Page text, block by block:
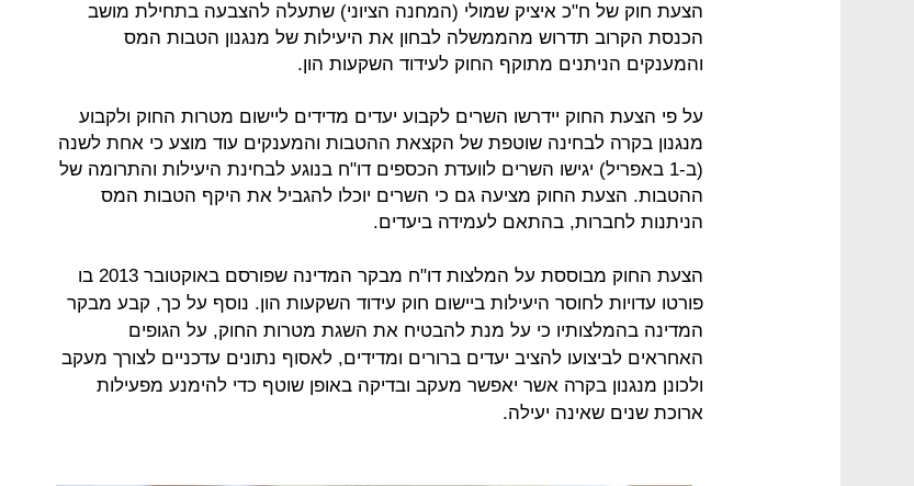
הצעת חוק של ח"כ איציק שמולי (המחנה הציוני) שתעלה להצבעה בתחילת מושב
הכנסת הקרוב תדרוש מהממשלה לבחון את היעילות של מנגנון הטבות המס
והמענקים הניתנים מתוקף החוק לעידוד השקעות הון.
על פי הצעת החוק יידרשו השרים לקבוע יעדים מדידים ליישום מטרות החוק ולקבוע
מנגנון בקרה לבחינה שוטפת של הקצאת ההטבות והמענקים עוד מוצע כי אחת לשנה
(ב-1 באפריל) יגישו השרים לוועדת הכספים דו"ח בנוגע לבחינת היעילות והתרומה של
ההטבות. הצעת החוק מציעה גם כי השרים יוכלו להגביל את היקף הטבות המס
הניתנות לחברות, בהתאם לעמידה ביעדים.
הצעת החוק מבוססת על המלצות דו"ח מבקר המדינה שפורסם באוקטובר 2013 בו
פורטו עדויות לחוסר היעילות ביישום חוק עידוד השקעות הון. נוסף על כך, קבע מבקר
המדינה בהמלצותיו כי על מנת להבטיח את השגת מטרות החוק, על הגופים
האחראים לביצועו להציב יעדים ברורים ומדידים, לאסוף נתונים עדכניים לצורך מעקב
ולכונן מנגנון בקרה אשר יאפשר מעקב ובדיקה באופן שוטף כדי להימנע מפעילות
ארוכת שנים שאינה יעילה.